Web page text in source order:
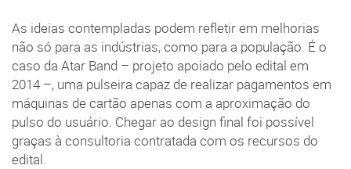
As ideias contempladas podem refletir em melhorias
não só para as indústrias, como para a população. É o
caso da Atar Band – projeto apoiado pelo edital em
2014 –, uma pulseira capaz de realizar pagamentos em
máquinas de cartão apenas com a aproximação do
pulso do usuário. Chegar ao design final foi possível
graças à consultoria contratada com os recursos do
edital.